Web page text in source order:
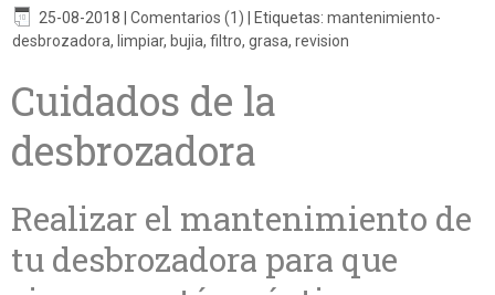
25-08-2018 Comentarios (1) Etiquetas: mantenimiento-
desbrozadora, limpiar, bujia, filtro, grasa, revision
Cuidados de la
desbrozadora
Realizar el mantenimiento de
tu desbrozadora para que